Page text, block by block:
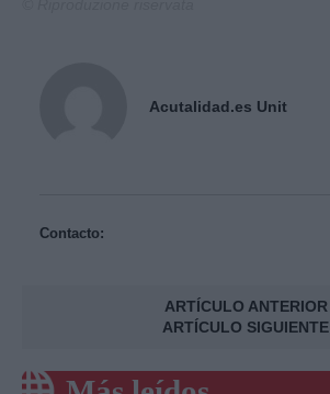
Acutalidad.es Unit
Contacto:
ARTÍCULO ANTERIOR
ARTÍCULO SIGUIENTE